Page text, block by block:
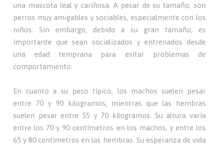
una mascota leal y cariñosa. A pesar de su tamaño, son
perros muy amigables y sociables, especialmente con los
niños. Sin embargo, debido a su gran tamaño, es
importante que sean socializados y entrenados desde
una edad temprana para evitar problemas de
comportamiento.
En cuanto a su peso típico, los machos suelen pesar
entre 70 y 90 kilogramos, mientras que las hembras
suelen pesar entre 55 y 70 kilogramos. Su altura varía
entre los 70 y 90 centímetros en los machos, y entre los
65 y 80 centímetros en las hembras. Su esperanza de vida